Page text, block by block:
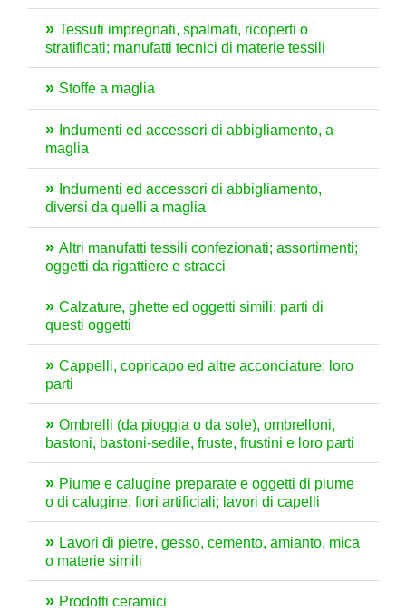
Tessuti impregnati, spalmati, ricoperti o
stratificati; manufatti tecnici di materie tessili
Stoffe a maglia
Indumenti ed accessori di abbigliamento, a
maglia
Indumenti ed accessori di abbigliamento,
diversi da quelli a maglia
Altri manufatti tessili confezionati; assortimenti;
oggetti da rigattiere e stracci
Calzature, ghette ed oggetti simili; parti di
questi oggetti
Cappelli, copricapo ed altre acconciature; loro
parti
Ombrelli (da pioggia o da sole), ombrelloni,
bastoni, bastoni-sedile, fruste, frustini e loro parti
Piume e calugine preparate e oggetti di piume
o di calugine; fiori artificiali; lavori di capelli
Lavori di pietre, gesso, cemento, amianto, mica
o materie simili
Prodotti ceramici